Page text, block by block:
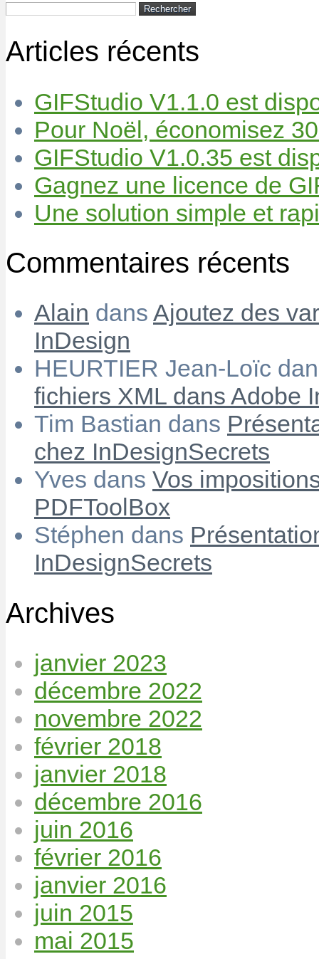
Articles récents
GIFStudio V1.1.0 est
Pour Noël, économisez
GIFStudio V1.0.35 est
Gagnez une licence de
Une solution simple et
Commentaires récents
Alain dans Ajoutez des
InDesign
HEURTIER Jean-Loïc
fichiers XML dans Adobe
Tim Bastian dans
chez InDesignSecrets
Yves dans Vos
PDFToolBox
Stéphen dans
InDesignSecrets
Archives
janvier 2023
décembre 2022
novembre 2022
février 2018
janvier 2018
décembre 2016
juin 2016
février 2016
janvier 2016
juin 2015
mai 2015